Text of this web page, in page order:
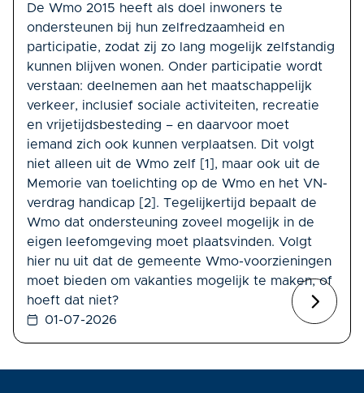
De Wmo 2015 heeft als doel inwoners te
ondersteunen bij hun zelfredzaamheid en
participatie, zodat zij zo lang mogelijk zelfstandig
kunnen blijven wonen. Onder participatie wordt
verstaan: deelnemen aan het maatschappelijk
verkeer, inclusief sociale activiteiten, recreatie
en vrijetijdsbesteding – en daarvoor moet
iemand zich ook kunnen verplaatsen. Dit volgt
niet alleen uit de Wmo zelf [1], maar ook uit de
Memorie van toelichting op de Wmo en het VN-
verdrag handicap [2]. Tegelijkertijd bepaalt de
Wmo dat ondersteuning zoveel mogelijk in de
eigen leefomgeving moet plaatsvinden. Volgt
hier nu uit dat de gemeente Wmo-voorzieningen
moet bieden om vakanties mogelijk te maken, of
hoeft dat niet?
01-07-2026